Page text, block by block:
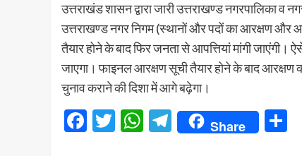
उत्तराखंड शासन द्वारा जारी उत्तराखण्ड
उत्तराखण्ड नगर निगम (स्थानों और पदों का आरक्षण
तैयार होने के बाद फिर जनता से आपत्तियां मांगी जाएंगी।
जाएगा। फाइनल आरक्षण सूची तैयार होने के बाद आरक्षण
चुनाव कराने की दिशा में आगे बढ़ेगा।
Facebook
Twitter
WhatsApp
Telegram
Share